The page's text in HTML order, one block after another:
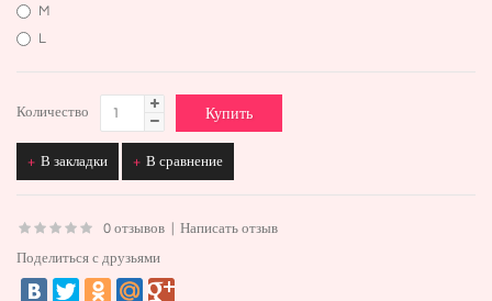
M
L
Количество
В закладки В сравнение
0 отзывов | Написать отзыв
Поделиться с друзьями